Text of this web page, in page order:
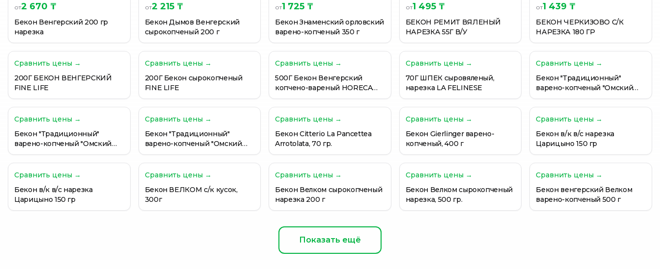
от2 670 ₸
Бекон Венгерский 200 гр
нарезка
от2 215 ₸
Бекон Дымов Венгерский
сырокопченый 200 г
от1 725 ₸
Бекон Знаменский орловский
варено-копченый 350 г
от1 495 ₸
БЕКОН РЕМИТ ВЯЛЕНЫЙ
НАРЕЗКА 55Г В/У
от1 439 ₸
БЕКОН ЧЕРКИЗОВО С/К
НАРЕЗКА 180 ГР
Сравнить цены →
200Г БЕКОН ВЕНГЕРСКИЙ
FINE LIFE
Сравнить цены →
200Г Бекон сырокопченый
FINE LIFE
Сравнить цены →
500Г Бекон Венгерский
копчено-вареный HORECA
SELECT
Сравнить цены →
70Г ШПЕК сыровяленый,
нарезка LA FELINESE
Сравнить цены →
Бекон "Традиционный"
варено-копченый "Омский
бекон", 300 гр, вакуумная
упаковка
Сравнить цены →
Бекон "Традиционный"
варено-копченый "Омский
бекон", 300 гр, вакуумная
упаковка
Сравнить цены →
Бекон "Традиционный"
варено-копченый "Омский
бекон", 300 гр, вакуумная
упаковка
Сравнить цены →
Бекон Citterio La Pancetteа
Arrotolata, 70 гр.
Сравнить цены →
Бекон Gierlinger варено-
копченый, 400 г
Сравнить цены →
Бекон в/к в/с нарезка
Царицыно 150 гр
Сравнить цены →
Бекон в/к в/с нарезка
Царицыно 150 гр
Сравнить цены →
Бекон ВЕЛКОМ с/к кусок,
300г
Сравнить цены →
Бекон Велком сырокопченый
нарезка 200 г
Сравнить цены →
Бекон Велком сырокопченый
нарезка, 500 гр.
Сравнить цены →
Бекон венгерский Велком
варено-копченый 500 г
Показать ещё
Бекон Велком сырокопченый нарезка 200 г
Бекон Велком сырокопченый нарезка, 500 гр.
Бекон венгерский Велком варено-копченый 500 г